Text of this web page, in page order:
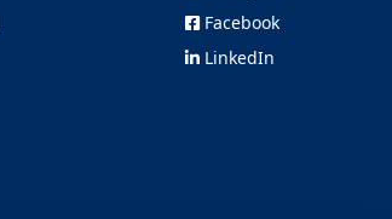
Facebook
LinkedIn